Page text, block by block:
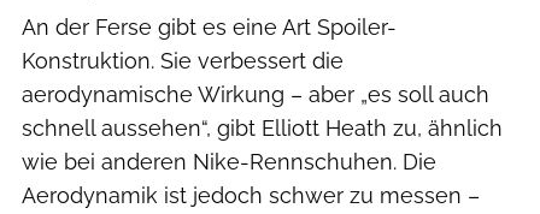
An der Ferse gibt es eine Art Spoiler-
Konstruktion. Sie verbessert die
aerodynamische Wirkung – aber „es soll auch
schnell aussehen“, gibt Elliott Heath zu, ähnlich
wie bei anderen Nike-Rennschuhen. Die
Aerodynamik ist jedoch schwer zu messen –